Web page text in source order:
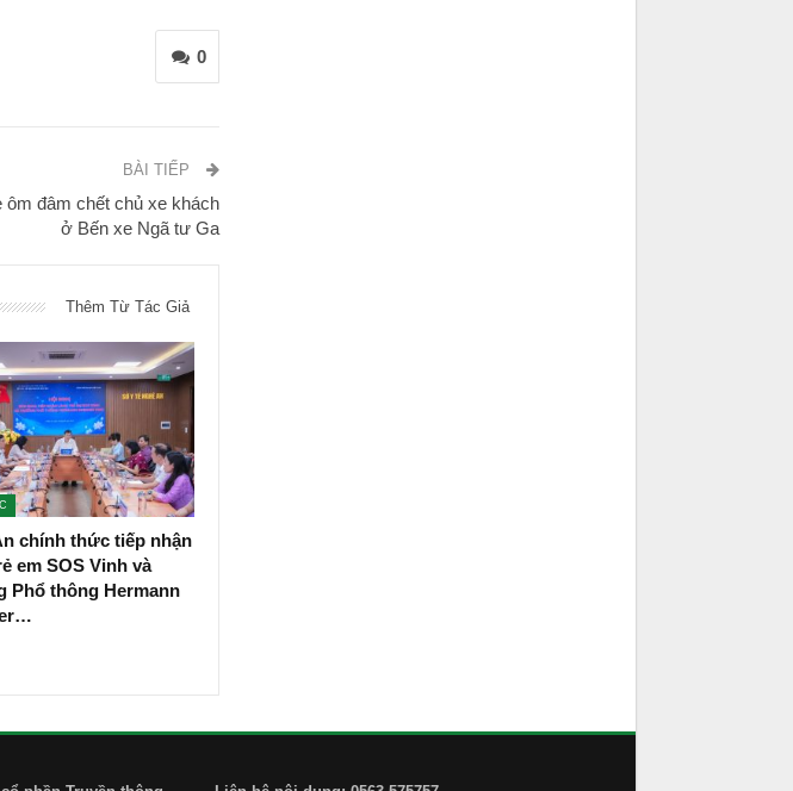
0
BÀI TIẾP
ôm đâm chết chủ xe khách
ở Bến xe Ngã tư Ga
Thêm Từ Tác Giả
chính thức tiếp nhận
em SOS Vinh và
Phổ thông Hermann